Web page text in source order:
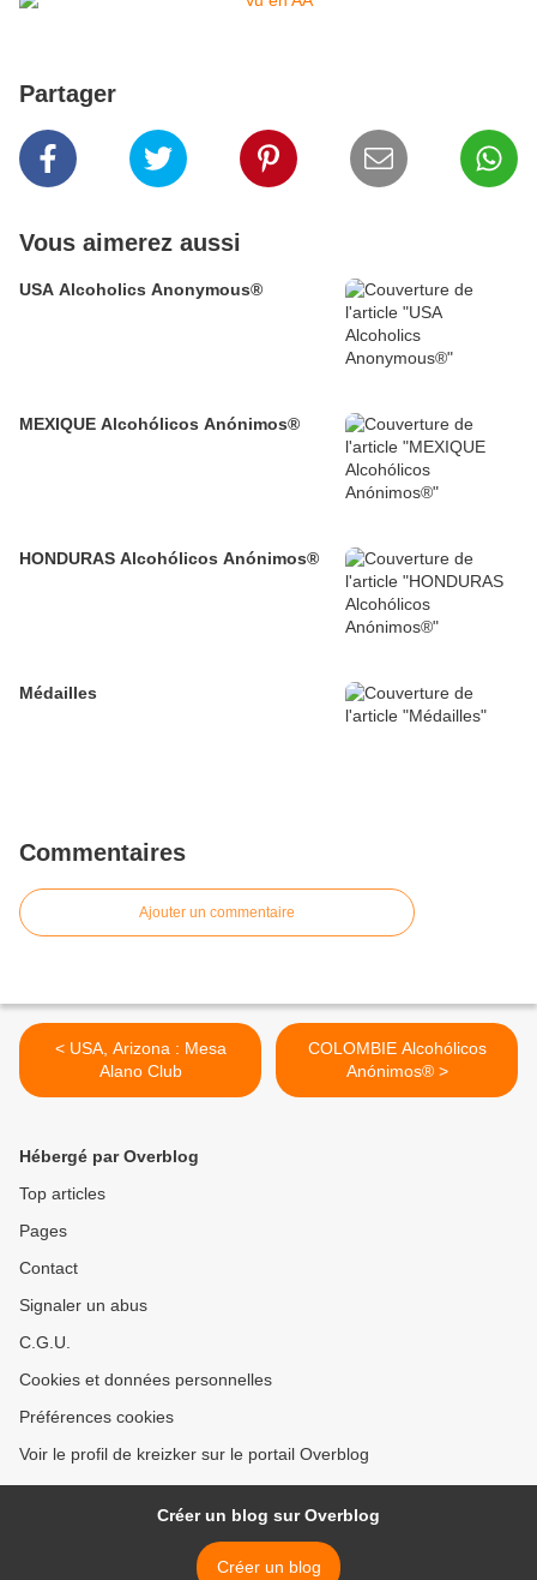
Partager
Vous aimerez aussi
USA Alcoholics Anonymous®
MEXIQUE Alcohólicos Anónimos®
HONDURAS Alcohólicos Anónimos®
Médailles
Commentaires
Ajouter un commentaire
< USA, Arizona : Mesa
Alano Club
COLOMBIE Alcohólicos
Anónimos® >
Hébergé par Overblog
Top articles
Pages
Contact
Signaler un abus
C.G.U.
Cookies et données personnelles
Préférences cookies
Voir le profil de kreizker sur le portail Overblog
Créer un blog sur Overblog
Créer un blog